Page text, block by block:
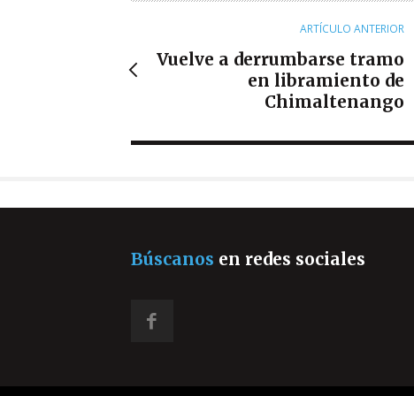
ARTÍCULO ANTERIOR
Vuelve a derrumbarse tramo
en libramiento de
Chimaltenango
Búscanos en redes sociales